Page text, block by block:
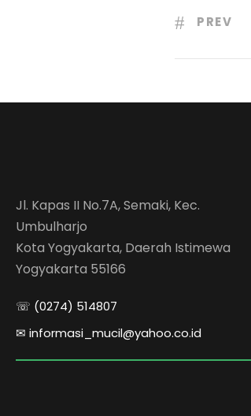
PREV
Jl. Kapas II No.7A, Semaki, Kec.
Umbulharjo
Kota Yogyakarta, Daerah Istimewa
Yogyakarta 55166
☏ (0274) 514807
✉ informasi_mucil@yahoo.co.id